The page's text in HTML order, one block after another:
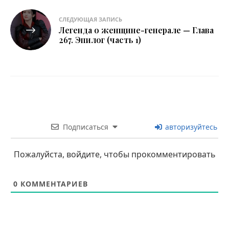
СЛЕДУЮЩАЯ ЗАПИСЬ
Легенда о женщине-генерале — Глава
267. Эпилог (часть 1)
Подписаться авторизуйтесь
Пожалуйста, войдите, чтобы прокомментировать
0 КОММЕНТАРИЕВ